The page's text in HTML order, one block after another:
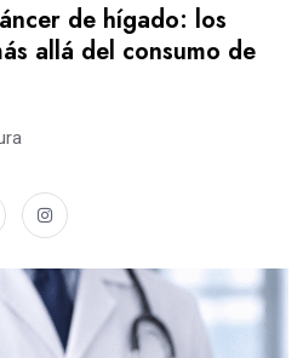
de hígado: los
allá del consumo de